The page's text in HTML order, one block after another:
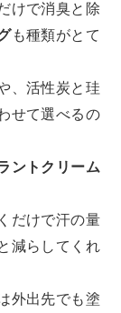
けで消臭と除
も種類がとて
、活性炭と珪
せて選べるの
ントクリーム
だけで汗の量
減らしてくれ
外出先でも塗